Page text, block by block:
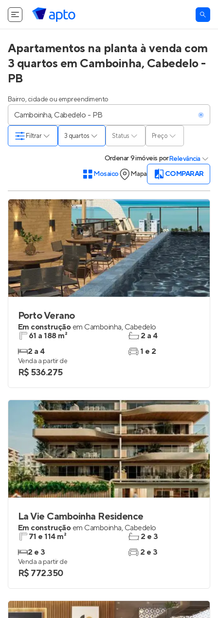
Apartamentos na planta à venda com
3 quartos em Camboinha, Cabedelo -
PB
Bairro, cidade ou empreendimento
3 quartos Status Preço
Filtrar
Ordenar9 imóveis porRelevância
Mosaico
Mapa COMPARAR
Porto Verano
Em construção em Camboinha, Cabedelo
61 a 188 m²
2 a 4
2 a 4
1 e 2
Venda a partir de
R$ 536.275
La Vie Camboinha Residence
Em construção em Camboinha, Cabedelo
71 e 114 m²
2 e 3
2 e 3
2 e 3
Venda a partir de
R$ 772.350